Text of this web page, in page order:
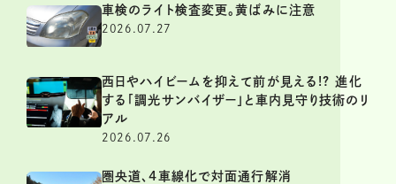
車検のライト検査変更。黄ばみに注意
2026.07.27
西日やハイビームを抑えて前が見える!? 進化
する「調光サンバイザー」と車内見守り技術のリ
アル
2026.07.26
圏央道、4車線化で対面通行解消